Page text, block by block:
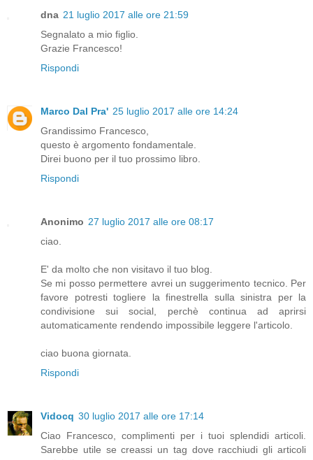
dna 21 luglio 2017 alle ore 21:59
Segnalato a mio figlio.
Grazie Francesco!
Rispondi
Marco Dal Pra' 25 luglio 2017 alle ore 14:24
Grandissimo Francesco,
questo è argomento fondamentale.
Direi buono per il tuo prossimo libro.
Rispondi
Anonimo 27 luglio 2017 alle ore 08:17
ciao.
E' da molto che non visitavo il tuo blog.
Se mi posso permettere avrei un suggerimento tecnico. Per
favore potresti togliere la finestrella sulla sinistra per la
condivisione sui social, perchè continua ad aprirsi
automaticamente rendendo impossibile leggere l'articolo.
ciao buona giornata.
Rispondi
Vidocq 30 luglio 2017 alle ore 17:14
Ciao Francesco, complimenti per i tuoi splendidi articoli.
Sarebbe utile se creassi un tag dove racchiudi gli articoli